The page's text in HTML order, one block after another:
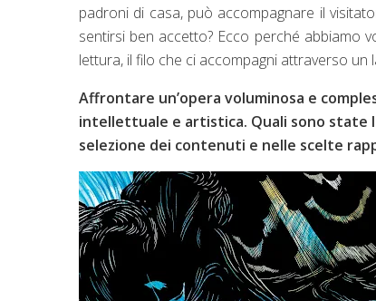
padroni di casa, può accompagnare il
sentirsi ben accetto? Ecco perché abbiamo
lettura, il filo che ci accompagni attraverso
Affrontare un’opera voluminosa e
intellettuale e artistica. Quali sono state
selezione dei contenuti e nelle scelte